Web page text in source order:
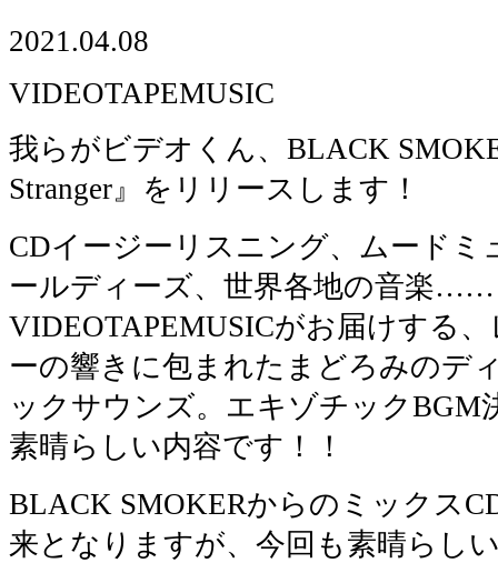
2021.04.08
VIDEOTAPEMUSIC
我らがビデオくん、BLACK
Stranger』をリリースします！
CDイージーリスニング、ムードミ
ールディーズ、世界各地の音楽……
VIDEOTAPEMUSICがお届けする
ーの響きに包まれたまどろみのデ
ックサウンズ。エキゾチックBGM
素晴らしい内容です！！
BLACK SMOKERからのミックス
来となりますが、今回も素晴らし